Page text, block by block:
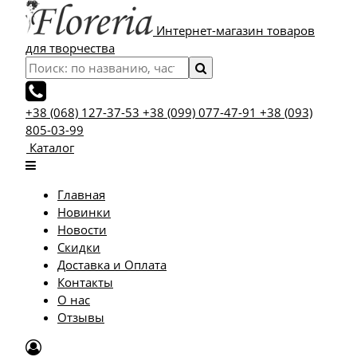
Интернет-магазин товаров
для творчества
+38 (068) 127-37-53 +38 (099) 077-47-91 +38 (093)
805-03-99
Каталог
Главная
Новинки
Новости
Скидки
Доставка и Оплата
Контакты
О нас
Отзывы